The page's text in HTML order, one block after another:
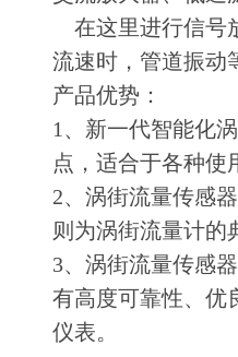
在这里进行信号
流速时，管道振动
产品优势：
1 、新一代智能化
点，适合于各种使
2、涡街流量传感
则为涡街流量计的
3、涡街流量传感
有高度可靠性、优
仪表。